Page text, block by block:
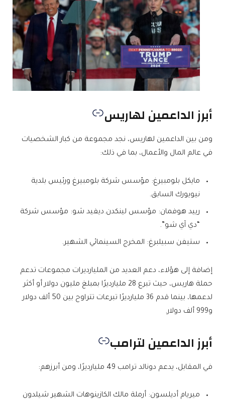
أبرز الداعمين لهاريس
ومن بين الداعمين لهاريس، نجد مجموعة من كبار الشخصيات
في عالم المال والأعمال، بما في ذلك:
مايكل بلومبيرغ: مؤسس شركة بلومبيرغ ورئيس بلدية
نيويورك السابق.
رييد هوفمان: مؤسس لينكدن.ديفيد شو: مؤسس شركة
“دي آي شو”.
ستيفن سبيلبرغ: المخرج السينمائي الشهير.
إضافة إلى هؤلاء، دعم العديد من المليارديرات مجموعات تدعم
حملة هاريس، حيث تبرع 28 مليارديرًا بمبلغ مليون دولار أو أكثر
لدعمها، بينما قدم 36 مليارديرًا تبرعات تتراوح بين 50 ألف دولار
و999 ألف دولار.
أبرز الداعمين لترامب
في المقابل، يدعم دونالد ترامب 49 مليارديرًا، ومن أبرزهم:
ميريام أديلسون: أرملة مالك الكازينوهات الشهير شيلدون